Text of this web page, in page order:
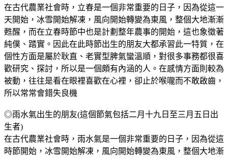
在古代農業社會時，立春是一個非常重要的日子，因為從這一
天開始，冰雪開始解凍，風向開始轉變為東風，整個大地漸漸
甦醒，而在立春時節中也是計劃整年農事的開始，這也象徵著
純僕、踏實。因此在此時節出生的朋友大都承習此一特質，在
個性方面是屬於耿直、老實型脾氣蠻溫順，對很多事務都很喜
歡研究、探討，所以是一個頗有內涵的人。在感情方面則較為
被動，往往是看在眼裡喜歡在心裡，卻止於喉嚨而不敢啟齒，
所以常常會錯失良機
◎雨水氣出生的朋友(這個節氣包括二月十九日至三月五日出
生者)
在古代農業社會時，雨水氣是一個非常重要的日子，因為從這
時節開始，冰雪開始解凍，風向開始轉變為東風，整個大地漸